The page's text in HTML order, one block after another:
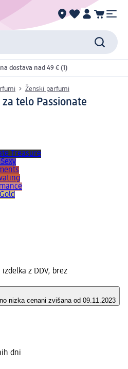
dostava nad 49 € (1)
Ženski parfumi
telo Passionate
Treasure
izdelka z DDV, brez
nizka cenani zvišana od 09.11.2023
dni